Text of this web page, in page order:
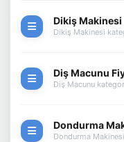
Dikiş Makinesi
Dikiş Makinesi
Diş Macunu
Diş Macunu
Dondurma
Dondurma